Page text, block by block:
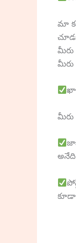
మా
మీరు
మీరు
మీరు
కూడా